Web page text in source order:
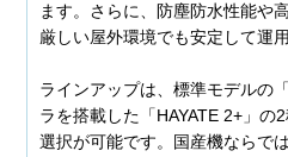
ます。さらに、防塵防水性能や
厳しい屋外環境でも安定して運
ラインアップは、標準モデルの
ラを搭載した「HAYATE 2+」の
選択が可能です。国産機ならで